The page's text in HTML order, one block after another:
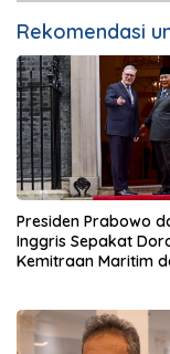
Rekomendasi
Presiden Prabowo
Inggris Sepakat
Kemitraan Maritim